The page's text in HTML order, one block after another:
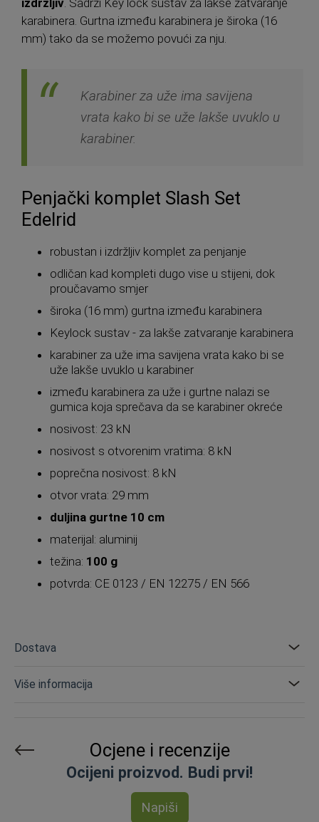
izdržljiv. Sadrži Key lock sustav za lakše zatvaranje
karabinera. Gurtna između karabinera je široka (16
mm) tako da se možemo povući za nju.
Karabiner za uže ima savijena
vrata kako bi se uže lakše uvuklo u
karabiner.
Penjački komplet Slash Set
Edelrid
robustan i izdržljiv komplet za penjanje
odličan kad kompleti dugo vise u stijeni, dok
proučavamo smjer
široka (16 mm) gurtna između karabinera
Keylock sustav - za lakše zatvaranje karabinera
karabiner za uže ima savijena vrata kako bi se
uže lakše uvuklo u karabiner
između karabinera za uže i gurtne nalazi se
gumica koja sprečava da se karabiner okreće
nosivost: 23 kN
nosivost s otvorenim vratima: 8 kN
poprečna nosivost: 8 kN
otvor vrata: 29 mm
duljina gurtne 10 cm
materijal: aluminij
težina: 100 g
potvrda: CE 0123 / EN 12275 / EN 566
Dostava
Više informacija
Ocjene i recenzije
Ocijeni proizvod. Budi prvi!
Napiši